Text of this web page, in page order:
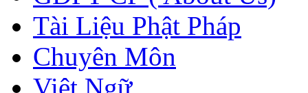
Tài Liệu Phật Pháp
Chuyên Môn
Việt Ngữ